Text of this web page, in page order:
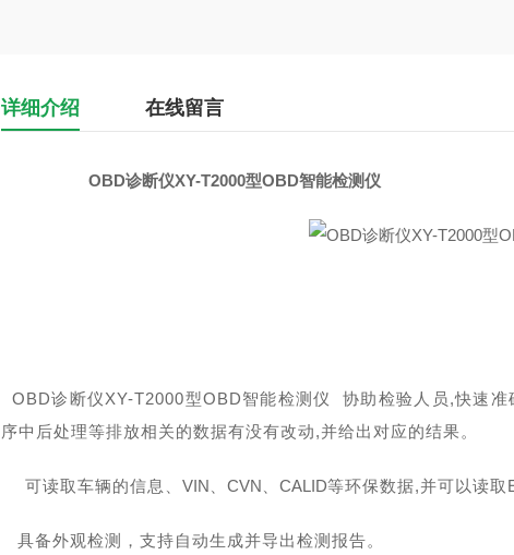
详细介绍 在线留言
OBD诊断仪XY-T2000型OBD智能检测仪
OBD诊断仪XY-T2000型OBD智能检测仪 协助检验人员,快速准
序中后处理等排放相关的数据有没有改动,并给出对应的结果。
可读取车辆的信息、 VIN CVN CALID等环保数据,并可以读取
具备外观检测，支持自动生成并导出检测报告。